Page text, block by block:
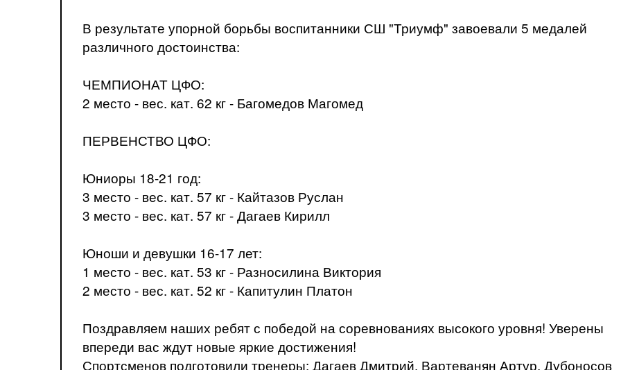
В результате упорной борьбы воспитанники СШ "Триумф" завоевали 5 медалей
различного достоинства:
ЧЕМПИОНАТ ЦФО:
2 место - вес. кат. 62 кг - Багомедов Магомед
ПЕРВЕНСТВО ЦФО:
Юниоры 18-21 год:
3 место - вес. кат. 57 кг - Кайтазов Руслан
3 место - вес. кат. 57 кг - Дагаев Кирилл
Юноши и девушки 16-17 лет:
1 место - вес. кат. 53 кг - Разносилина Виктория
2 место - вес. кат. 52 кг - Капитулин Платон
Поздравляем наших ребят с победой на соревнованиях высокого уровня! Уверены
впереди вас ждут новые яркие достижения!
Спортсменов подготовили тренеры: Дагаев Дмитрий, Вартеванян Артур, Дубоносов